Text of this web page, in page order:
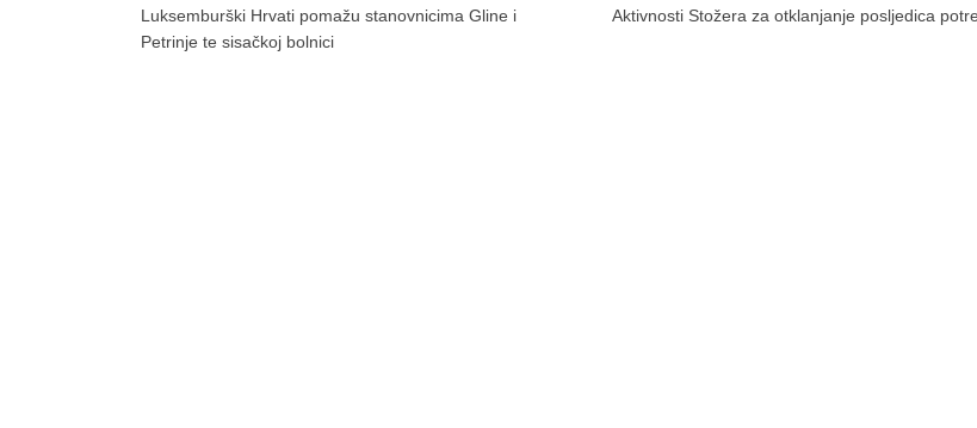
Luksemburški Hrvati pomažu stanovnicima Gline i
Petrinje te sisačkoj bolnici
Aktivnosti Stožera za otklanjanje posljedica